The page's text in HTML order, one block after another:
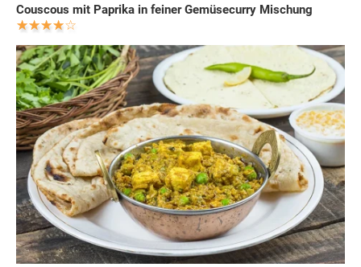
Couscous mit Paprika in feiner Gemüsecurry Mischung